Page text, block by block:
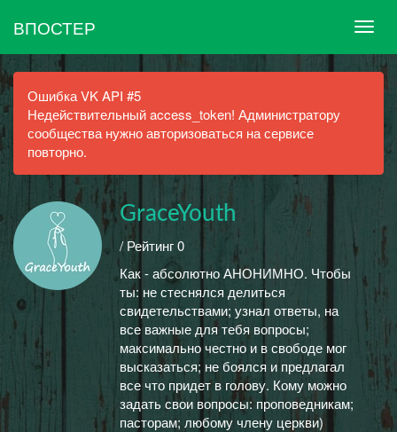
ВПОСТЕР
Ошибка VK API #5
Недействительный access_token! Администратору
сообщества нужно авторизоваться на сервисе
повторно.
GraceYouth
/ Рейтинг 0
Как - абсолютно АНОНИМНО. Чтобы
ты: не стеснялся делиться
свидетельствами; узнал ответы, на
все важные для тебя вопросы;
максимально честно и в свободе мог
высказаться; не боялся и предлагал
все что придет в голову. Кому можно
задать свои вопросы: проповедникам;
пасторам; любому члену церкви)